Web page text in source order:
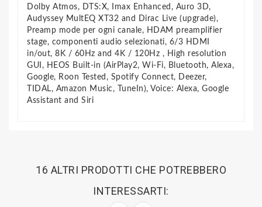
Dolby Atmos, DTS:X, Imax Enhanced, Auro 3D,
Audyssey MultEQ XT32 and Dirac Live (upgrade),
Preamp mode per ogni canale, HDAM preamplifier
stage, componenti audio selezionati, 6/3 HDMI
in/out, 8K / 60Hz and 4K / 120Hz , High resolution
GUI, HEOS Built-in (AirPlay2, Wi-Fi, Bluetooth, Alexa,
Google, Roon Tested, Spotify Connect, Deezer,
TIDAL, Amazon Music, TuneIn), Voice: Alexa, Google
Assistant and Siri
16 ALTRI PRODOTTI CHE POTREBBERO
INTERESSARTI: